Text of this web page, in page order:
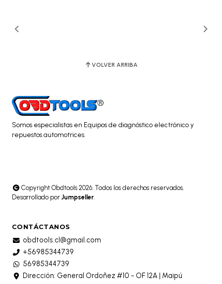
VOLVER ARRIBA
Somos especialistas en Equipos de diagnóstico electrónico y
repuestos automotrices.
Copyright Obdtools 2026. Todos los derechos reservados.
Desarrollado por Jumpseller
CONTÁCTANOS
obdtools.cl@gmail.com
+56985344739
56985344739
Dirección: General Ordoñez #10 - OF 12A | Maipú